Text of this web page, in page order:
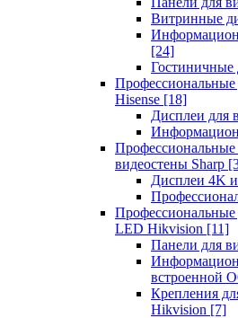
Витринные
[24]
Гостиничные
Hisense [18]
Дисплеи для
видеостены Sharp
Дисплеи 4K
Профессиональные
LED Hikvision [11]
Панели для
встроенной
Крепления
Hikvision [7]